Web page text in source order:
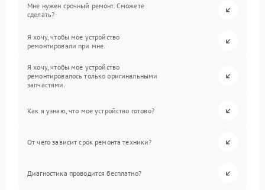
Мне нужен срочный ремонт. Сможете
сделать?
Я хочу, чтобы мое устройство
ремонтировали при мне.
Я хочу, чтобы мое устройство
ремонтировалось только оригинальными
запчастями.
Как я узнаю, что мое устройство готово?
От чего зависит срок ремонта техники?
Диагностика проводится бесплатно?